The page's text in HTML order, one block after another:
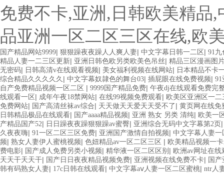
免费不卡,亚洲,日韩欧美精品
品亚洲一区二区三区在线,欧
国产精品网站9999| 狠狠躁夜夜躁人人爽人妻| 中文字幕日韩一二区 | 91
精品人妻一二三区更新| 亚洲日韩色欧另类欧美色吊丝| 精品三区漫画图
无密码| 日韩高清v在线观看视频| 美女福利视频在线网站| 日本精品不卡
综合精品久久久久久 | 中文字幕奴隷色的舞台03| 插屁眼在线免费视频| 91
自产免费精品视频一区二区 | 9999国产精品免费| 午夜dj在线观看免费完
线观看一区 | 成年午夜18禁网站| 在线99视频免费观看| 欧美区亚洲区一二
免费网站| 国产高清丝袜av综合| 天天做天天爱天天受不了 | 黄页网在线免
日韩精品极品在线观看| 国产aaaa精品视频| 亚洲 熟女 另类 清纯| 欧美一
产精品国产52| 日日躁夜夜躁狠狠躁av蜜臀| 亚洲综合无码中文字幕第2页
久夜夜嗨| 91一区二区三区免费| 亚洲国产激情自拍视频| 中文字幕人妻
频| 熟女人妻伊人蜜桃视频| 色妞精品av一区二区三区 | 欧美精品视频一
费电影| 国产成人免费另类小视频| 精华液一区二区区别 | 欧洲av网址在线
天天干天天干| 国产日日夜夜精品视频免费| 亚洲视频在线免费不卡| 国
韩有码熟女人妻| 17c日韩在线观看| 中文字幕aⅴ人妻一区二区蜜桃| ntr人